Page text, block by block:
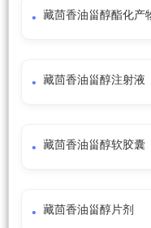
藏茴香油甾醇酯化产
藏茴香油甾醇注射液
藏茴香油甾醇软胶囊
藏茴香油甾醇片剂